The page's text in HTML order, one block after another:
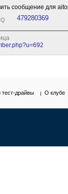
сообщение для
479280369
тест-драйвы О клубе